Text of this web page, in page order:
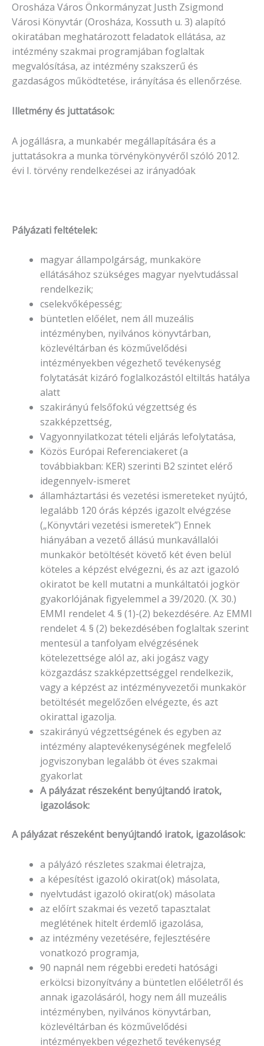
Orosháza Város Önkormányzat Justh Zsigmond
Városi Könyvtár (Orosháza, Kossuth u. 3) alapító
okiratában meghatározott feladatok ellátása, az
intézmény szakmai programjában foglaltak
megvalósítása, az intézmény szakszerű és
gazdaságos működtetése, irányítása és ellenőrzése.
Illetmény és juttatások:
A jogállásra, a munkabér megállapítására és a
juttatásokra a munka törvénykönyvéről szóló 2012.
évi I. törvény rendelkezései az irányadóak
Pályázati feltételek:
magyar állampolgárság, munkaköre
ellátásához szükséges magyar nyelvtudással
rendelkezik;
cselekvőképesség;
büntetlen előélet, nem áll muzeális
intézményben, nyilvános könyvtárban,
közlevéltárban és közművelődési
intézményekben végezhető tevékenység
folytatását kizáró foglalkozástól eltiltás hatálya
alatt
szakirányú felsőfokú végzettség és
szakképzettség,
Vagyonnyilatkozat tételi eljárás lefolytatása,
Közös Európai Referenciakeret (a
továbbiakban: KER) szerinti B2 szintet elérő
idegennyelv-ismeret
államháztartási és vezetési ismereteket nyújtó,
legalább 120 órás képzés igazolt elvégzése
(„Könyvtári vezetési ismeretek”) Ennek
hiányában a vezető állású munkavállalói
munkakör betöltését követő két éven belül
köteles a képzést elvégezni, és az azt igazoló
okiratot be kell mutatni a munkáltatói jogkör
gyakorlójának figyelemmel a 39/2020. (X. 30.)
EMMI rendelet 4. § (1)-(2) bekezdésére. Az EMMI
rendelet 4. § (2) bekezdésében foglaltak szerint
mentesül a tanfolyam elvégzésének
kötelezettsége alól az, aki jogász vagy
közgazdász szakképzettséggel rendelkezik,
vagy a képzést az intézményvezetői munkakör
betöltését megelőzően elvégezte, és azt
okirattal igazolja.
szakirányú végzettségének és egyben az
intézmény alaptevékenységének megfelelő
jogviszonyban legalább öt éves szakmai
gyakorlat
A pályázat részeként benyújtandó iratok,
igazolások:
A pályázat részeként benyújtandó iratok, igazolások:
a pályázó részletes szakmai életrajza,
a képesítést igazoló okirat(ok) másolata,
nyelvtudást igazoló okirat(ok) másolata
az előírt szakmai és vezető tapasztalat
meglétének hitelt érdemlő igazolása,
az intézmény vezetésére, fejlesztésére
vonatkozó programja,
90 napnál nem régebbi eredeti hatósági
erkölcsi bizonyítvány a büntetlen előéletről és
annak igazolásáról, hogy nem áll muzeális
intézményben, nyilvános könyvtárban,
közlevéltárban és közművelődési
intézményekben végezhető tevékenység